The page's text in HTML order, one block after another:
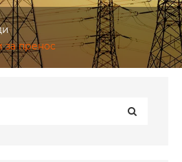
за пренос